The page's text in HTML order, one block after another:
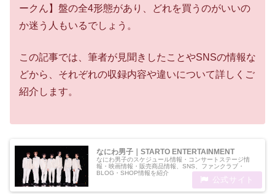
ークん】盤の全4形態があり、どれを買うのがいいの
か迷う人もいるでしょう。
この記事では、筆者が見聞きしたことやSNSの情報な
どから、それぞれの収録内容や違いについて詳しくご
紹介します。
なにわ男子｜STARTO ENTERTAINMENT
なにわ男子のスケジュール情報・コンサートステージ情
報・映画情報・販売商品情報、SNS、ファンクラブ・
BLOG・SHOP情報を紹介